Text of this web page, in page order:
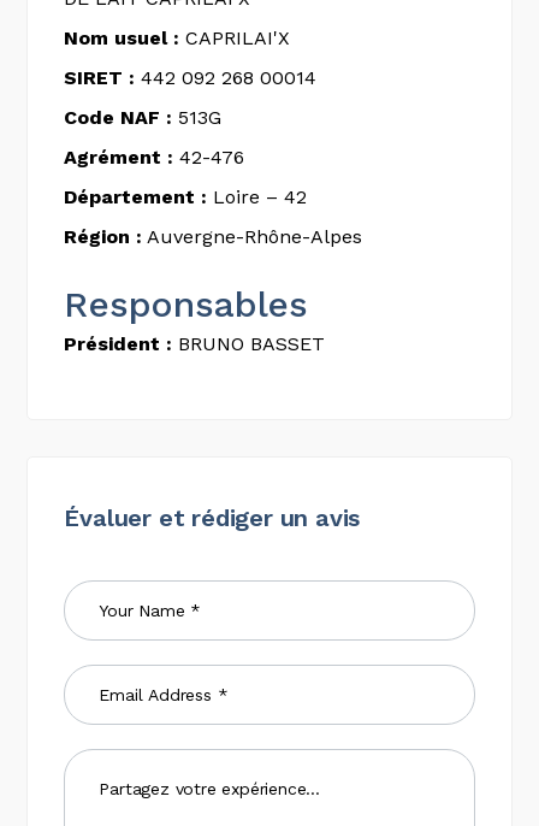
Nom usuel : CAPRILAI'X
SIRET : 442 092 268 00014
Code NAF : 513G
Agrément : 42-476
Département : Loire – 42
Région : Auvergne-Rhône-Alpes
Responsables
Président : BRUNO BASSET
Évaluer et rédiger un avis